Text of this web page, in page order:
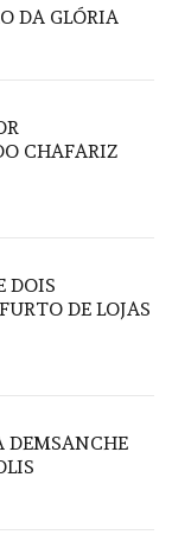
DA GLÓRIA
CHAFARIZ
DOIS
DE LOJAS
DEMSANCHE